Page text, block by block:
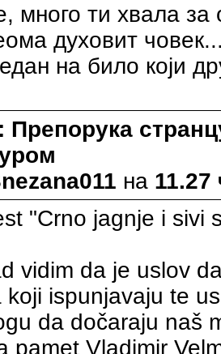
много ти хвала за
духовит
на било који
Препорука
на 11.27
"Crno jagnje i sivi
vidim da je uslov
koji ispunjavaju te
da dočaraju naš
pamet Vladimir